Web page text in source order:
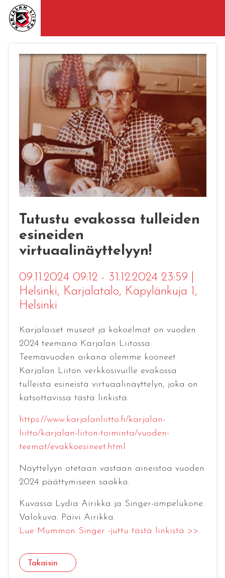
Tutustu evakossa tulleiden
esineiden
virtuaalinäyttelyyn!
09.11.2024 09:12 - 31.12.2024 23:59
Helsinki, Karjalatalo, Käpylänkuja 1,
Helsinki
Karjalaiset museot ja kokoelmat on vuoden
2024 teemana Karjalan Liitossa.
Teemavuoden aikana olemme kooneet
Karjalan Liiton verkkosivuille evakossa
tulleista esineistä virtuaalinäyttelyn, joka on
katsottavissa tästä linkistä:
https://www.karjalanliitto.fi/karjalan-
liitto/karjalan-liiton-toiminta/vuoden-
teemat/evakkoesineet.html
Näyttelyyn otetaan vastaan aineistoa vuoden
2024 päättymiseen saakka.
Kuvassa Lydia Airikka ja Singer-ompelukone.
Valokuva: Päivi Airikka.
Lue Mummon Singer -juttu tästä linkistä >>.
Takaisin